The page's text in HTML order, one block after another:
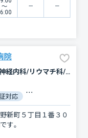
〜
院
内科/呼吸器内科/循環器科/消化器科/神経内科/リウマチ科/リハビリテーション/放射線科/ペインクリニック
対応
新町５丁目１番３０
す。